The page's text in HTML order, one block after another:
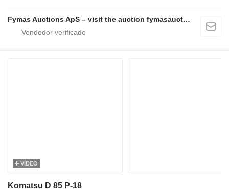
Fymas Auctions ApS – visit the auction fymasauctions.dk
VÍDEO
Komatsu D 85 P-18